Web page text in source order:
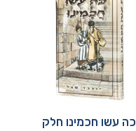
כה עשו חכמינו חלק